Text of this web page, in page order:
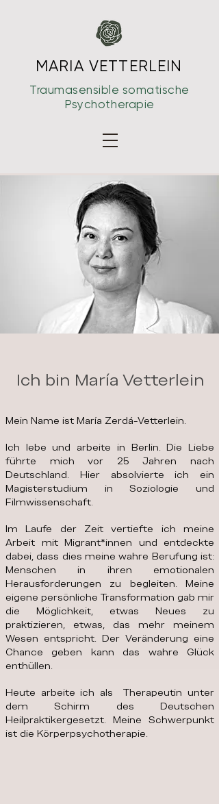
Traumasensible somatische
Psychotherapie
MARIA VETTERLEIN
Ich bin María Vetterlein
Mein Name ist María Zerdá-Vetterlein.
Ich lebe und arbeite in Berlin. Die Liebe
führte mich vor 25 Jahren nach
Deutschland. Hier absolvierte ich ein
Magisterstudium in Soziologie und
Filmwissenschaft.
Im Laufe der Zeit vertiefte ich meine
Arbeit mit Migrant*innen und entdeckte
dabei, dass dies meine wahre Berufung ist:
Menschen in ihren emotionalen
Herausforderungen zu begleiten. Meine
eigene persönliche Transformation gab mir
die Möglichkeit, etwas Neues zu
praktizieren, etwas, das mehr meinem
Wesen entspricht. Der Veränderung eine
Chance geben kann das wahre Glück
enthüllen.
Heute arbeite ich als Therapeutin unter
dem Schirm des Deutschen
Heilpraktikergesetzt. Meine Schwerpunkt
ist die Körperpsychotherapie.